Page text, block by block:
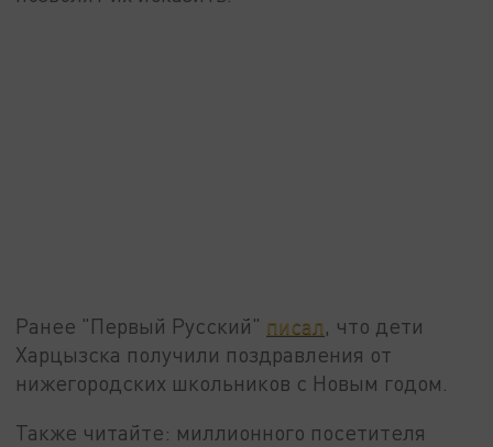
Ранее "Первый Русский" писал, что дети
Харцызска получили поздравления от
нижегородских школьников с Новым годом.
Также читайте: миллионного посетителя